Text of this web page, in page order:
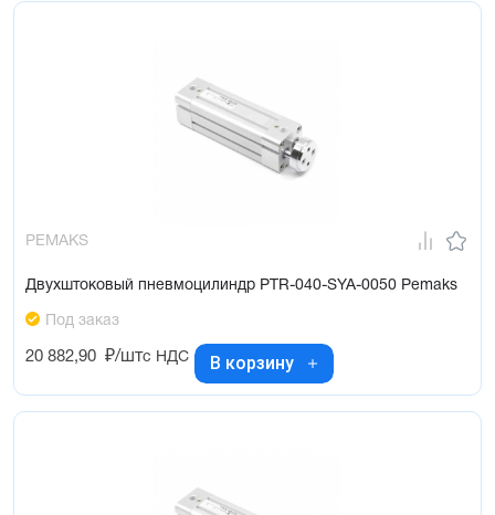
PEMAKS
Двухштоковый пневмоцилиндр PTR-040-SYA-0050 Pemaks
Под заказ
20 882,90 ₽/штс НДС В корзину